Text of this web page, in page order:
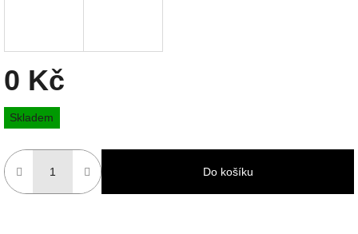
0 Kč
Měrná
cena:
Skladem
Do košíku